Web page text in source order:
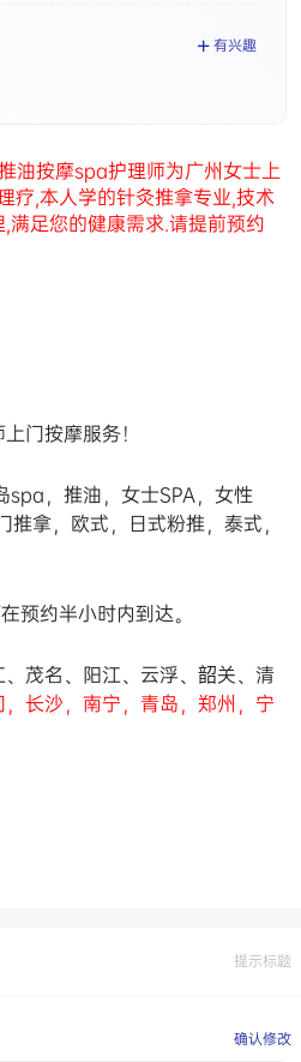
有兴趣
油按摩spa护理师为广州女士上
疗,本人学的针灸推拿专业,技术
足您的健康需求.请提前预约
门按摩服务！
spa，推油，女士SPA，女性
拿，欧式，日式粉推，泰式，
预约半小时内到达。
茂名、阳江、云浮、韶关、清
长沙，南宁，青岛，郑州，宁
提示标题
确认修改